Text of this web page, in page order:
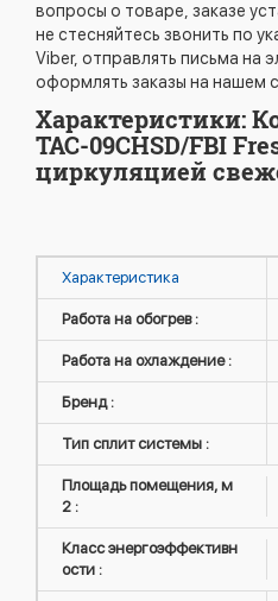
вопросы о товаре, заказе
не стесняйтесь звонить по
Viber, отправлять письма на
оформлять заказы на нашем
Характеристики:
TAC-09CHSD/FBI
циркуляцией
Характеристика
Работа на обогрев :
Работа на охлаждение :
Бренд :
Тип сплит системы :
Площадь помещения, м
2 :
Класс энергоэффективн
ости :